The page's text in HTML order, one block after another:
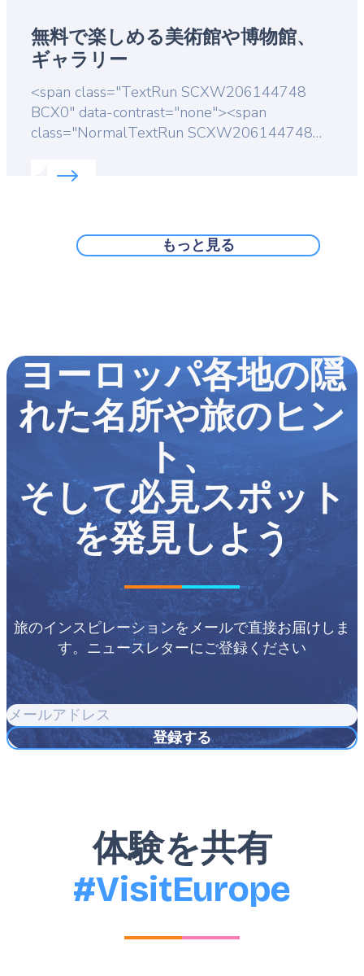
無料で楽しめる美術館や博物館、
ギャラリー
Lead
<span class="TextRun SCXW206144748
BCX0" data-contrast="none"><span
class="NormalTextRun SCXW206144748
</span></span><span class="TextRun
class="NormalTextRun SCXW206144748
BCX0">や博物館、</span></span><span
</span><span class="TextRun
SCXW206144748 BCX0" data-
contrast="none"><span
class="NormalTextRun SCXW206144748
BCX0">、</span></span><span
class="TextRun SCXW206144748 BCX0"
data-contrast="none"><span
class="NormalTextRun SCXW206144748
BCX0">無料で公開されているものも</span>
</span><span class="TextRun
SCXW206144748 BCX0" data-
contrast="none"><span
class="NormalTextRun SCXW206144748
BCX0">数</span></span><span
class="TextRun SCXW206144748 BCX0"
data-contrast="none"><span
class="NormalTextRun SCXW206144748
BCX0">多く</span></span><span
class="TextRun SCXW206144748 BCX0"
data-contrast="none"><span
class="NormalTextRun SCXW206144748
BCX0">ここでは無料で見学できる美術館
</span></span><span class="TextRun
SCXW206144748 BCX0" data-
Read more about:
もっと見る
ヨーロッパ各地の隠
れた名所や旅のヒン
ト、
そして必見スポット
を発見しよう
旅のインスピレーションをメールで直接お届けしま
す。ニュースレターにご登録ください
メ
ー
ル
体験を共有
#VisitEurope